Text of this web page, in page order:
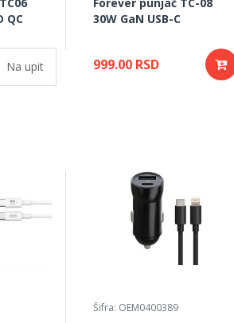
QC
Na upit
30W GaN USB-C
999.00 RSD
Šifra: OEM0400389